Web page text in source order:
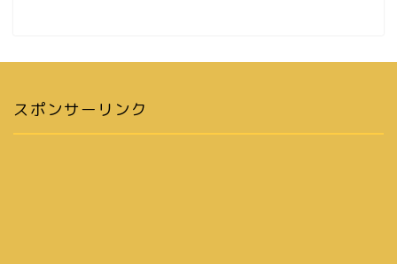
スポンサーリンク